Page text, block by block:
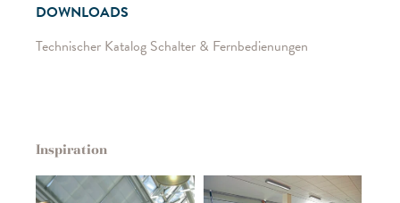
DOWNLOADS
Technischer Katalog Schalter & Fernbedienungen
Inspiration